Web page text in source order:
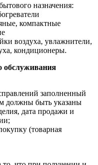
назначения:
компактные
воздуха, увлажнители,
кондиционеры.
обслуживания
заполненный
должны быть указаны
дата продажи и
(товарная